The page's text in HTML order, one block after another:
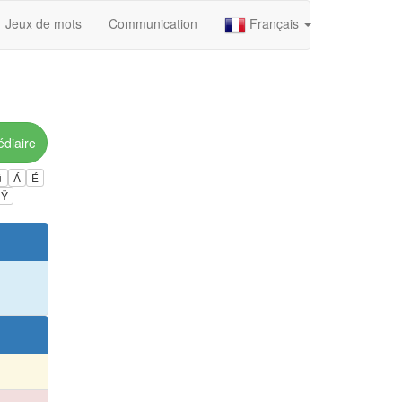
Jeux de mots Communication Français
Á
É
Ÿ